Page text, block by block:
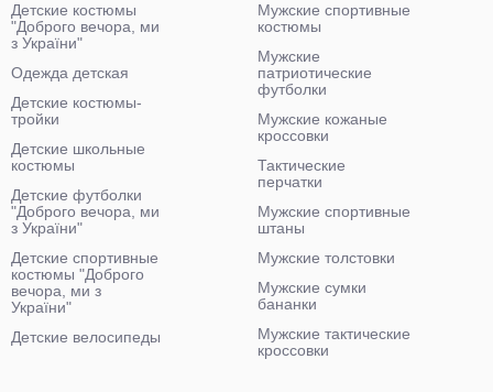
Детские костюмы
"Доброго вечора, ми
з України"
Одежда детская
Детские костюмы-
тройки
Детские школьные
костюмы
Детские футболки
"Доброго вечора, ми
з України"
Детские спортивные
костюмы "Доброго
вечора, ми з
України"
Детские велосипеды
Мужские спортивные
костюмы
Мужские
патриотические
футболки
Мужские кожаные
кроссовки
Тактические
перчатки
Мужские спортивные
штаны
Мужские толстовки
Мужские сумки
бананки
Мужские тактические
кроссовки